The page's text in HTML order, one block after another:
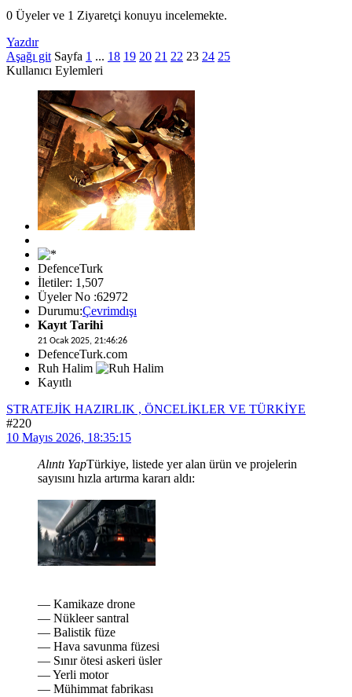
0 Üyeler ve 1 Ziyaretçi konuyu incelemekte.
Yazdır
Aşağı git Sayfa 1 ... 18 19 20 21 22 23 24 25
Kullanıcı Eylemleri
DefenceTurk
İletiler: 1,507
Üyeler No :62972
Durumu:Çevrimdışı
Kayıt Tarihi
21 Ocak 2025, 21:46:26
DefenceTurk.com
Ruh Halim
Kayıtlı
STRATEJİK HAZIRLIK , ÖNCELİKLER VE TÜRKİYE
#220
10 Mayıs 2026, 18:35:15
Alıntı YapTürkiye, listede yer alan ürün ve projelerin
sayısını hızla artırma kararı aldı:
— Kamikaze drone
— Nükleer santral
— Balistik füze
— Hava savunma füzesi
— Sınır ötesi askeri üsler
— Yerli motor
— Mühimmat fabrikası